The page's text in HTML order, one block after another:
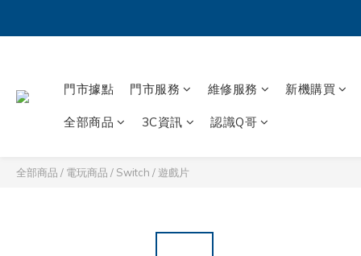
門市據點 門市服務 維修服務 新機購買
全部商品 3C資訊 認識Q哥
全部商品 / 電玩商品 / Switch /遊戲片